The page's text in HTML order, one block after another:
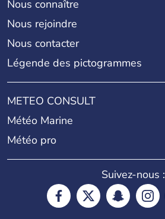
Nous connaître
Nous rejoindre
Nous contacter
Légende des pictogrammes
METEO CONSULT
Météo Marine
Météo pro
Suivez-nous :